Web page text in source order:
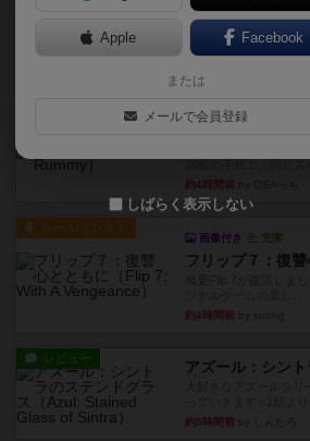
ナンジャモンジャ
私は吃音を持っている
このゲームをした際、3
約2時間前
トランプで遊べる2人
約4時間前
ルール/インスト
画像付き 充実
フリップ７：復
約4時間前
レビュー アズール：シン
約5時間前
Apple Facebook
または
メールで会員登録
しばらく表示しない